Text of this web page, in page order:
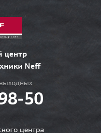
центр
Neff
50
центра